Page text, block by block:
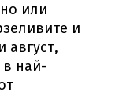
или
и
в най-